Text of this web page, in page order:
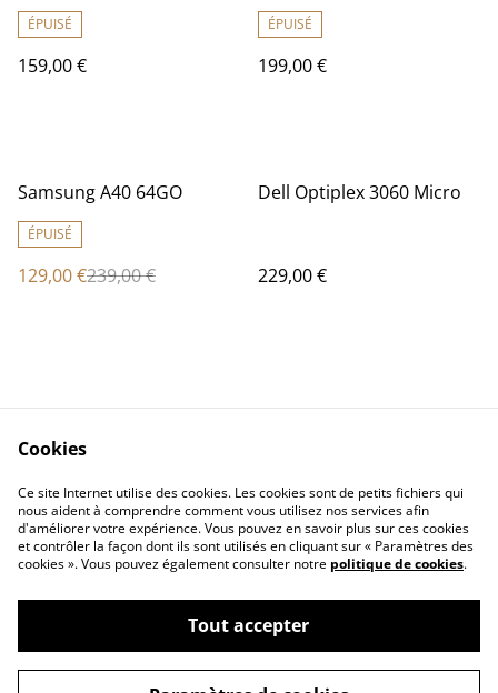
ÉPUISÉ
159,00 €
ÉPUISÉ
199,00 €
%
Samsung A40 64GO
ÉPUISÉ
129,00 €239,00 €
Dell Optiplex 3060 Micro
229,00 €
Contact Us
Legal Terms
Privacy Policy
Cookie Policy
©2026RDX Multimédia
Cookies
Ce site Internet utilise des cookies. Les cookies sont de petits fichiers qui
nous aident à comprendre comment vous utilisez nos services afin
d'améliorer votre expérience. Vous pouvez en savoir plus sur ces cookies
et contrôler la façon dont ils sont utilisés en cliquant sur « Paramètres des
cookies ». Vous pouvez également consulter notre politique de cookies.
Tout accepter